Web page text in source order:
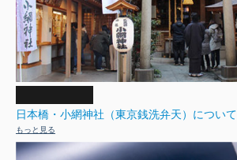
日本橋・小網神社（東京銭洗弁天）について
もっと見る